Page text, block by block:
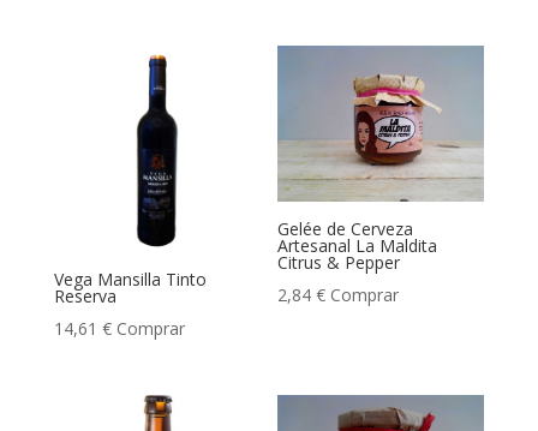
Vega Mansilla Tinto
Reserva
14,61 € Comprar
Gelée de Cerveza
Artesanal La Maldita
Citrus & Pepper
2,84€ Comprar